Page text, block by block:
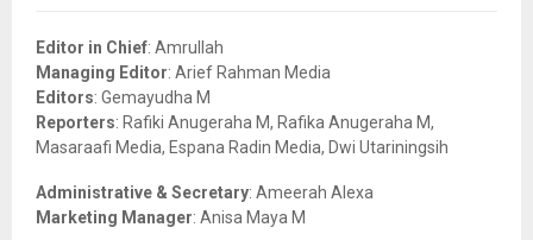
o
r
:
Editor in Chief: Amrullah
Managing Editor: Arief Rahman Media
Editors: Gemayudha M
Reporters: Rafiki Anugeraha M, Rafika Anugeraha M,
Masaraafi Media, Espana Radin Media, Dwi Utariningsih
Administrative & Secretary: Ameerah Alexa
Marketing Manager: Anisa Maya M